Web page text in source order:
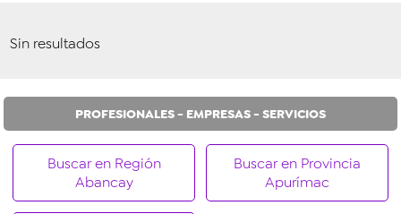
Sin resultados
PROFESIONALES - EMPRESAS - SERVICIOS
Buscar en Región
Abancay
Buscar en Provincia
Apurímac